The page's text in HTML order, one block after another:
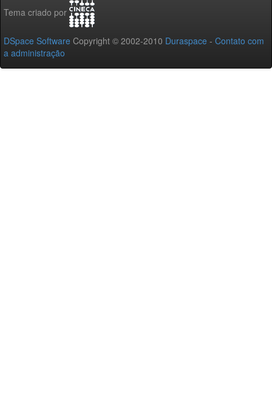
Tema criado por
DSpace Software Copyright © 2002-2010 Duraspace - Contato com
a administração